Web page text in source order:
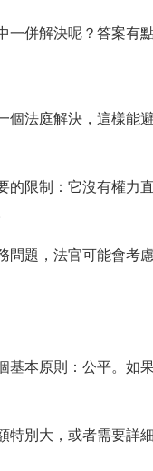
併解決呢？答案有點
法庭解決，這樣
限制：它沒有權
題，法官可能會
本原則：公平。
別大，或者需要